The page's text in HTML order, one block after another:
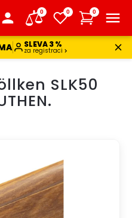
SLEVA 3 %
za registraci
0 0 0
SLK50